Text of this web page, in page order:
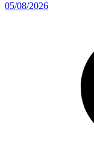
05/08/2026